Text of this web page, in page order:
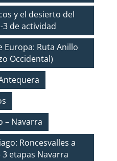
y el desierto del
3 de actividad
Europa: Ruta Anillo
Occidental)
– Navarra
Roncesvalles a
3 etapas Navarra